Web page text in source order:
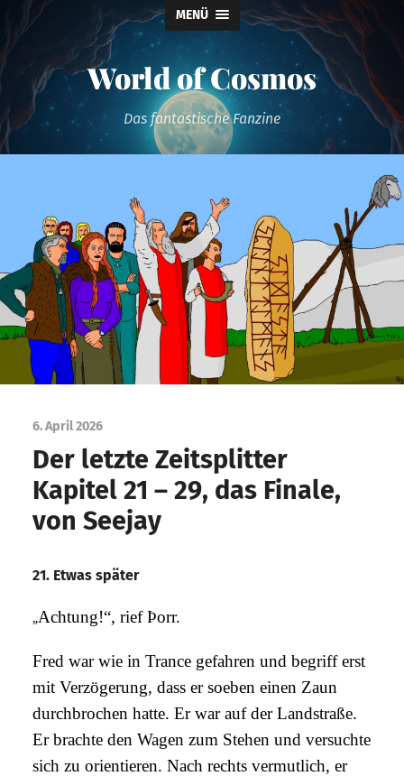
MENÜ
World of Cosmos
Das fantastische Fanzine
6. April 2026
Der letzte Zeitsplitter
Kapitel 21 – 29, das Finale,
von Seejay
21. Etwas später
„Achtung!“, rief Þorr.
Fred war wie in Trance gefahren und begriff erst
mit Verzögerung, dass er soeben einen Zaun
durchbrochen hatte. Er war auf der Landstraße.
Er brachte den Wagen zum Stehen und versuchte
sich zu orientieren. Nach rechts vermutlich, er